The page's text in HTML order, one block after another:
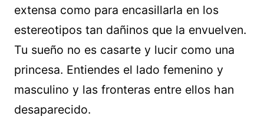
extensa como para encasillarla en los
estereotipos tan dañinos que la envuelven.
Tu sueño no es casarte y lucir como una
princesa. Entiendes el lado femenino y
masculino y las fronteras entre ellos han
desaparecido.